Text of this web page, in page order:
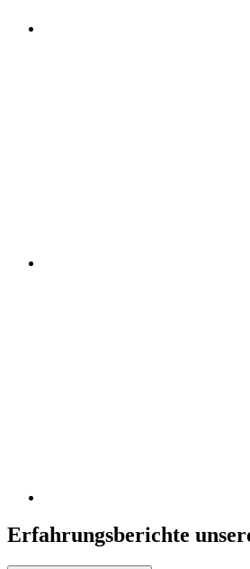
Erfahrungsberichte